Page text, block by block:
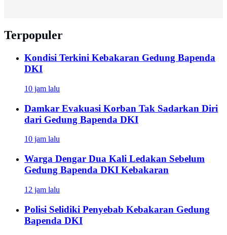
Terpopuler
Kondisi Terkini Kebakaran Gedung Bapenda
DKI
10 jam lalu
Damkar Evakuasi Korban Tak Sadarkan Diri
dari Gedung Bapenda DKI
10 jam lalu
Warga Dengar Dua Kali Ledakan Sebelum
Gedung Bapenda DKI Kebakaran
12 jam lalu
Polisi Selidiki Penyebab Kebakaran Gedung
Bapenda DKI